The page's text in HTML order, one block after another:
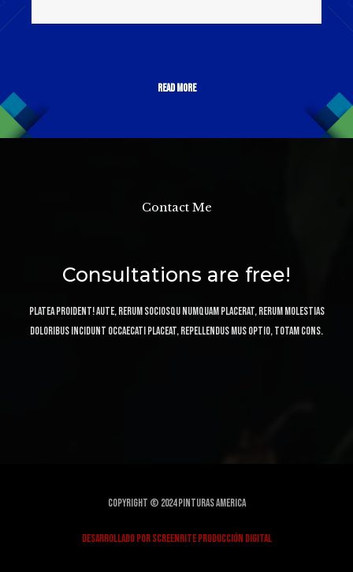
Read More
Contact Me
Consultations are free!
Platea proident! Aute, rerum sociosqu numquam placerat, rerum molestias
doloribus incidunt occaecati placeat, repellendus mus optio, totam cons.
Copyright © 2024 Pinturas America
Desarrollado por Screenrite producción digital